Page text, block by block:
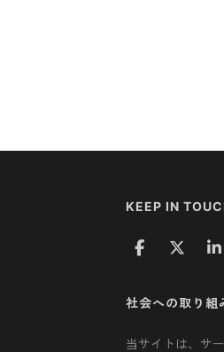
KEEP IN
社会への取り組
当サイトは、サ